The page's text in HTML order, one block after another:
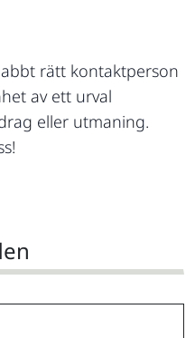
rätt kontaktperson
av ett urval
eller utmaning.